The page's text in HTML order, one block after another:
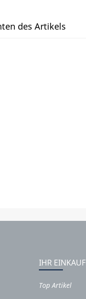
des Artikels
IHR EINKAUF
Top Artikel